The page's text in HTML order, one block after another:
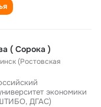
( Сорока )
(Ростовская
экономики
ДГАС)